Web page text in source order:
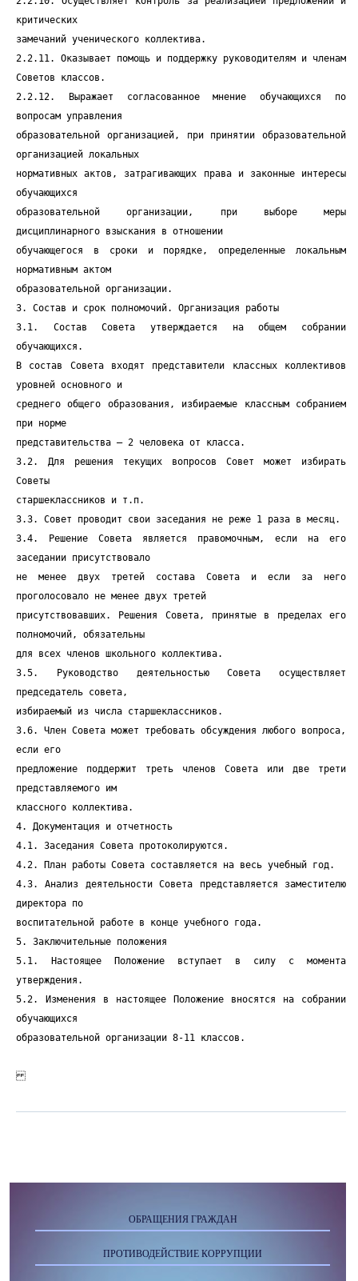
критических
замечаний ученического коллектива.
2.2.11. Оказывает помощь и поддержку руководителям и членам
Советов классов.
2.2.12. Выражает согласованное мнение обучающихся по
вопросам управления
образовательной организацией, при принятии образовательной
организацией локальных
нормативных актов, затрагивающих права и законные интересы
обучающихся
образовательной организации, при выборе меры
дисциплинарного взыскания в отношении
обучающегося в сроки и порядке, определенные локальным
нормативным актом
образовательной организации.
3. Состав и срок полномочий. Организация работы
3.1. Состав Совета утверждается на общем собрании
обучающихся.
В состав Совета входят представители классных коллективов
уровней основного и
среднего общего образования, избираемые классным собранием
при норме
представительства – 2 человека от класса.
3.2. Для решения текущих вопросов Совет может избирать
Советы
старшеклассников и т.п.
3.3. Совет проводит свои заседания не реже 1 раза в месяц.
3.4. Решение Совета является правомочным, если на его
заседании присутствовало
не менее двух третей состава Совета и если за него
проголосовало не менее двух третей
присутствовавших. Решения Совета, принятые в пределах его
полномочий, обязательны
для всех членов школьного коллектива.
3.5. Руководство деятельностью Совета осуществляет
председатель совета,
избираемый из числа старшеклассников.
3.6. Член Совета может требовать обсуждения любого вопроса,
если его
предложение поддержит треть членов Совета или две трети
представляемого им
классного коллектива.
4. Документация и отчетность
4.1. Заседания Совета протоколируются.
4.2. План работы Совета составляется на весь учебный год.
4.3. Анализ деятельности Совета представляется заместителю
директора по
воспитательной работе в конце учебного года.
5. Заключительные положения
5.1. Настоящее Положение вступает в силу с момента
утверждения.
5.2. Изменения в настоящее Положение вносятся на собрании
обучающихся
образовательной организации 8-11 классов.
ОБРАЩЕНИЯ ГРАЖДАН
ПРОТИВОДЕЙСТВИЕ КОРРУПЦИИ